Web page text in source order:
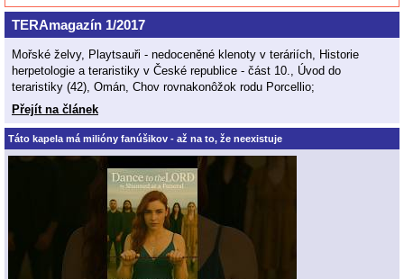
TERAmagazín 1/2017
Mořské želvy, Playtsauři - nedoceněné klenoty v teráriích, Historie
herpetologie a teraristiky v České republice - část 10., Úvod do
teraristiky (42), Omán, Chov rovnakonôžok rodu Porcellio;
Přejít na článek
Táto kapela má milióny fanúšikov - až na to, že neexistuje